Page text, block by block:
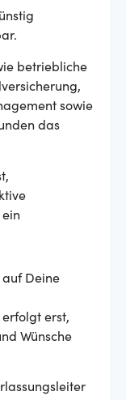
betriebliche
sowie
das
auf Deine
erst,
Wünsche